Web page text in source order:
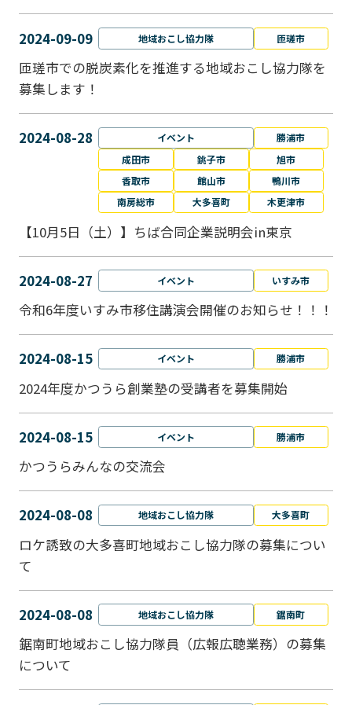
2024-09-09 地域おこし協力隊 匝瑳市
匝瑳市での脱炭素化を推進する地域おこし協⼒隊を
募集します！
2024-08-28 イベント
勝浦市
成田市
銚子市
旭市
香取市
館山市
鴨川市
南房総市
大多喜町 木更津市
【10月5日（土）】ちば合同企業説明会in東京
2024-08-27 イベント いすみ市
令和6年度いすみ市移住講演会開催のお知らせ！！！
2024-08-15 イベント 勝浦市
2024年度かつうら創業塾の受講者を募集開始
2024-08-15 イベント 勝浦市
かつうらみんなの交流会
2024-08-08 地域おこし協力隊 大多喜町
ロケ誘致の大多喜町地域おこし協力隊の募集につい
て
2024-08-08 地域おこし協力隊 鋸南町
鋸南町地域おこし協力隊員（広報広聴業務）の募集
について